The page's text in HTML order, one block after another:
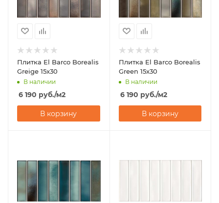
Плитка El Barco Borealis
Greige 15x30
В наличии
6 190 руб./м2
В корзину
Плитка El Barco Borealis
Green 15x30
В наличии
6 190 руб./м2
В корзину